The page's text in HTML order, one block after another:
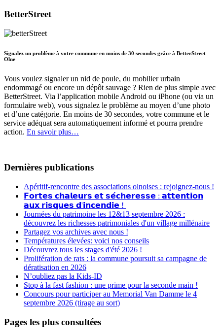
BetterStreet
Signalez un problème à votre commune en moins de 30 secondes grâce à BetterStreet
Olne
Vous voulez signaler un nid de poule, du mobilier urbain
endommagé ou encore un dépôt sauvage ? Rien de plus simple avec
BetterStreet. Via l’application mobile Android ou iPhone (ou via un
formulaire web), vous signalez le problème au moyen d’une photo
et d’une catégorie. En moins de 30 secondes, votre commune et le
service adéquat sera automatiquement informé et pourra prendre
action. En savoir plus…
Dernières publications
Apéritif-rencontre des associations olnoises : rejoignez-nous !
𝗙𝗼𝗿𝘁𝗲𝘀 𝗰𝗵𝗮𝗹𝗲𝘂𝗿𝘀 𝗲𝘁 𝘀𝗲́𝗰𝗵𝗲𝗿𝗲𝘀𝘀𝗲 : 𝗮𝘁𝘁𝗲𝗻𝘁𝗶𝗼𝗻
𝗮𝘂𝘅 𝗿𝗶𝘀𝗾𝘂𝗲𝘀 𝗱'𝗶𝗻𝗰𝗲𝗻𝗱𝗶𝗲 !
Journées du patrimoine les 12&13 septembre 2026 :
découvrez les richesses patrimoniales d'un village millénaire
Partagez vos archives avec nous !
Températures élevées: voici nos conseils
Découvrez tous les stages d'été 2026 !
Prolifération de rats : la commune poursuit sa campagne de
dératisation en 2026
N’oubliez pas la Kids-ID
Stop à la fast fashion : une prime pour la seconde main !
Concours pour participer au Memorial Van Damme le 4
septembre 2026 (tirage au sort)
Pages les plus consultées